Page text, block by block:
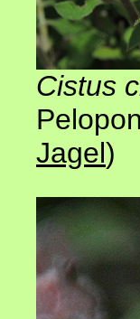
Cistus
Jagel)